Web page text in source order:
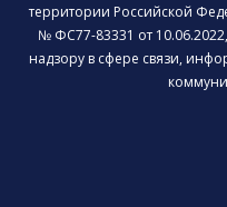
территории Российской
№ ФС77-83331 от
надзору в сфере связи,